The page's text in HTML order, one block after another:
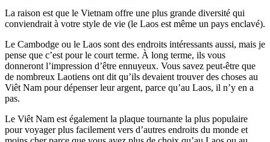
La raison est que le Vietnam offre une plus grande diversité qui
conviendrait à votre style de vie (le Laos est même un pays enclavé).
Le Cambodge ou le Laos sont des endroits intéressants aussi, mais je
pense que c’est pour le court terme. À long terme, ils vous
donneront l’impression d’être ennuyeux. Vous savez peut-être que
de nombreux Laotiens ont dit qu’ils devaient trouver des choses au
Viêt Nam pour dépenser leur argent, parce qu’au Laos, il n’y en a
pas.
Le Viêt Nam est également la plaque tournante la plus populaire
pour voyager plus facilement vers d’autres endroits du monde et